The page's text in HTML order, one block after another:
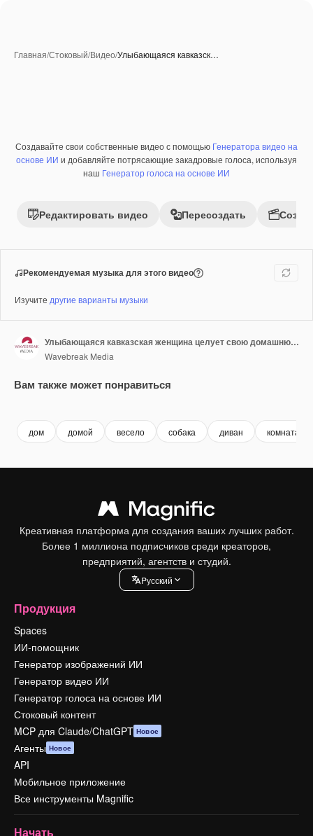
Главная/Стоковый/Видео/Улыбающаяся кавказск…
Премиум
Создавайте свои собственные видео с помощью Генератора видео на
основе ИИ и добавляйте потрясающие закадровые голоса, используя
наш Генератор голоса на основе ИИ
Редактировать видео Пересоздать
Рекомендуемая музыка для этого видео
Изучите другие варианты музыки
Улыбающаяся кавказская женщина целует свою домашнюю собаку, сидящую на диване дома.
Wavebreak Media
Вам также может понравиться
дом домой весело собака диван комната
Креативная платформа для создания ваших лучших работ.
Более 1 миллиона подписчиков среди креаторов,
предприятий, агентств и студий.
Pусский
Продукция
Spaces
ИИ-помощник
Генератор изображений ИИ
Генератор видео ИИ
Генератор голоса на основе ИИ
Стоковый контент
MCP для Claude/ChatGPT Новое
Агенты Новое
API
Мобильное приложение
Все инструменты Magnific
Начать